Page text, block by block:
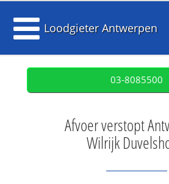
Loodgieter Antwerpen
03-8085500
Afvoer verstopt
Wilrijk